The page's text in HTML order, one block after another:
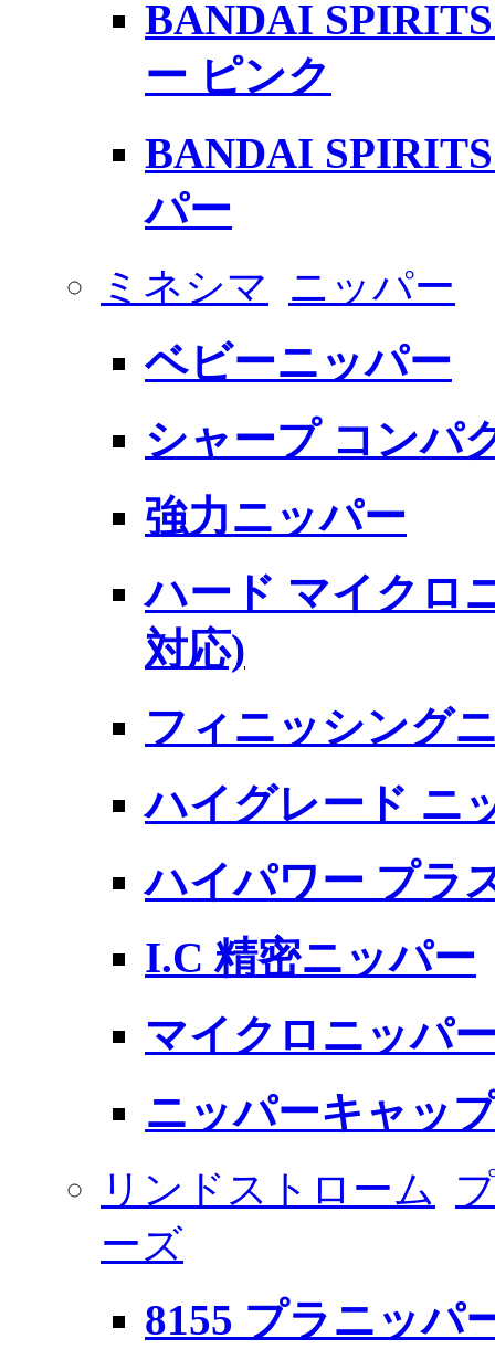
BANDAI
ー ピンク
BANDAI
パー
ミネシマ ニッパー
ベビーニッパー
シャープ コンパ
強力ニッパー
ハード マイクロ
対応)
フィニッシング
ハイグレード ニ
ハイパワー プラ
I.C 精密ニッパー
マイクロニッパ
ニッパーキャッ
リンドストローム
ーズ
8155 プラニッパ